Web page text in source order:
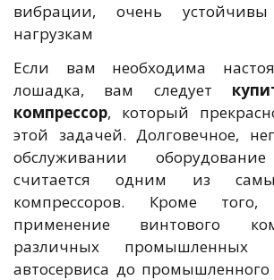
вибрации, очень
нагрузкам
Если вам необходима
лошадка, вам следует
компрессор, который
этой задачей. Долговечное,
обслуживании
считается одним из
компрессоров. Кроме того,
применение винтового
различных промышленных
автосервиса до промышленного